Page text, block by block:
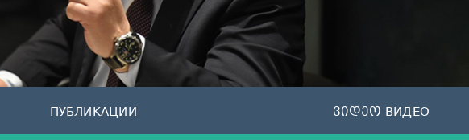
ПУБЛИКАЦИИ ვიდეო ВИДЕО